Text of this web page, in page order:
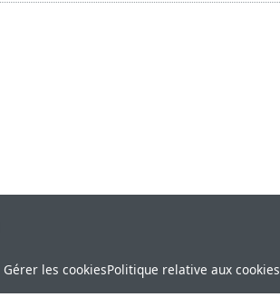
Gérer les cookiesPolitique relative aux cookies